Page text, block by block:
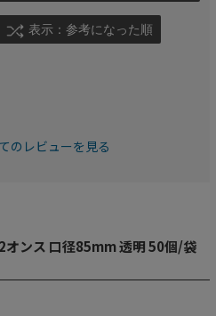
表示：参考になった順
のレビューを見る
オンス 口径85mm 透明 50個/袋